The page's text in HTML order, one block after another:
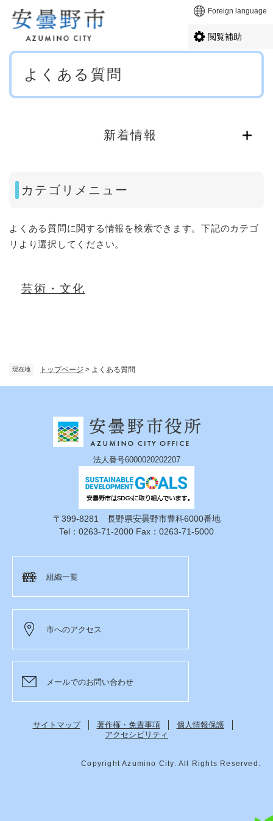
メニューを飛ばして本文へ Foreign language
閲覧補助
現在地 トップページ > よくある質問
本
よくある質問
新着情報
カテゴリメニュー
よくある質問に関する情報を検索できます。下記のカテゴ
リより選択してください。
芸術・文化
法人番号6000020202207
〒399-8281 長野県安曇野市豊科6000番地
Tel：0263-71-2000 Fax：0263-71-5000
組織一覧
市へのアクセス
メールでのお問い合わせ
サイトマップ 著作権・免責事項
個人情報保護
アクセシビリティ
Copyright Azumino City. All Rights Reserved.